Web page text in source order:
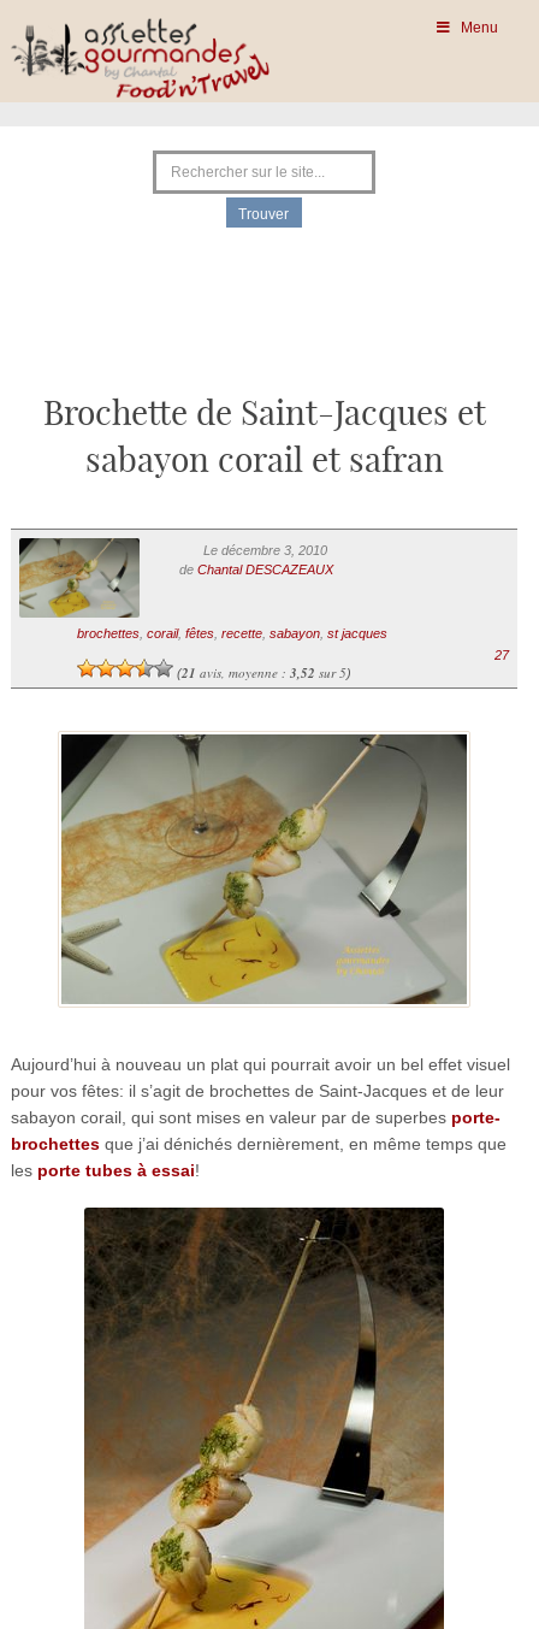
Menu
Brochette de Saint-Jacques et
sabayon corail et safran
Le décembre 3, 2010
de Chantal DESCAZEAUX
brochettes, corail, fêtes, recette, sabayon, st jacques
(21 avis, moyenne : 3,52 sur 5)
27
Aujourd’hui à nouveau un plat qui pourrait avoir un bel effet visuel
pour vos fêtes: il s’agit de brochettes de Saint-Jacques et de leur
sabayon corail, qui sont mises en valeur par de superbes porte-
brochettesque j’ai dénichés dernièrement, en même temps que
les porte tubes à essai!